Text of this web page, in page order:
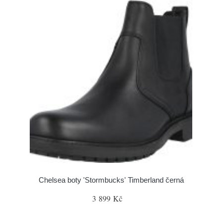
Chelsea boty 'Stormbucks' Timberland černá
3 899 Kč